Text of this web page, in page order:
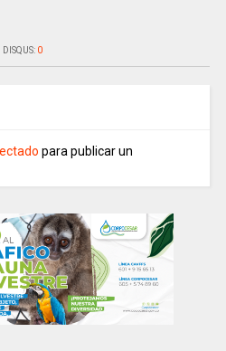
DISQUS: 0
para publicar un